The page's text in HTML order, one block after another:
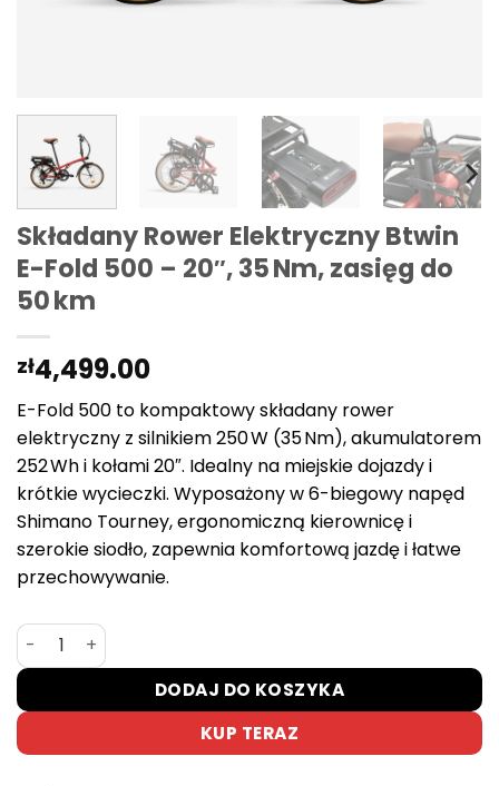
Składany Rower Elektryczny Btwin
E-Fold 500 – 20″, 35 Nm, zasięg do
50 km
zł4,499.00
E-Fold 500 to kompaktowy składany rower
elektryczny z silnikiem 250 W (35 Nm), akumulatorem
252 Wh i kołami 20″. Idealny na miejskie dojazdy i
krótkie wycieczki. Wyposażony w 6-biegowy napęd
Shimano Tourney, ergonomiczną kierownicę i
szerokie siodło, zapewnia komfortową jazdę i łatwe
przechowywanie.
ilość Składany Rower Elektryczny Btwin E-Fold 500 –
DODAJ DO KOSZYKA
KUP TERAZ